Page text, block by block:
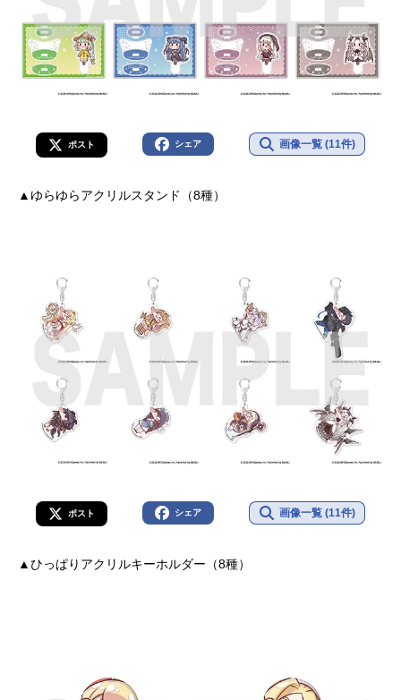
ポスト シェア 画像一覧 (11件)
▲ゆらゆらアクリルスタンド（8種）
ポスト シェア 画像一覧 (11件)
▲ひっぱりアクリルキーホルダー（8種）